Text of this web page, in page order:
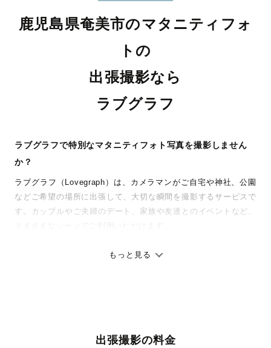
鹿児島県奄美市のマタニティフォ
トの
出張撮影なら
ラブグラフ
ラブグラフで特別なマタニティフォト写真を撮影しません
か？
ラブグラフ（Lovegraph）は、カメラマンがご自宅や神社、公園
などご希望の場所に出張して、大切な瞬間を撮影するサービスで
す。カップルやご夫婦のデート、家族や友達とのイベントなど、
ありのままの空気感を大切に、何十年経っても見返したくなるよ
ィを身につけたプロのカメラマンが全国47都道府県に在籍してい
もっと見る
出張撮影の料金